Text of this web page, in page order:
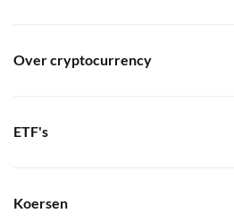
Over cryptocurrency
ETF's
Koersen